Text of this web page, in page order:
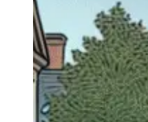
Dacia Duster
Audi